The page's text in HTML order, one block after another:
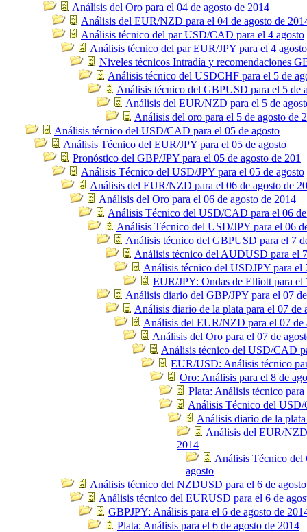
Análisis del Oro para el 04 de agosto de 2014
Análisis del EUR/NZD para el 04 de agosto de
Análisis técnico del par USD/CAD para el 4 agosto
Análisis técnico del par EUR/JPY para el 4 agosto
Niveles técnicos Intradía y recomendaciones
Análisis técnico del USDCHF para el 5 de
Análisis técnico del GBPUSD para el 5 de
Análisis del EUR/NZD para el 5 de
Análisis del oro para el 5 de agosto de
Análisis técnico del USD/CAD para el 05 de agosto
Análisis Técnico del EUR/JPY para el 05 de agosto
Pronóstico del GBP/JPY para el 05 de agosto de 201
Análisis Técnico del USD/JPY para el 05 de agosto
Análisis del EUR/NZD para el 06 de agosto de
Análisis del Oro para el 06 de agosto de 2014
Análisis Técnico del USD/CAD para el 06 de
Análisis Técnico del USD/JPY para el 06
Análisis técnico del GBPUSD para el 7
Análisis técnico del AUDUSD para el
Análisis técnico del USDJPY para el
EUR/JPY: Ondas de Elliott para el
Análisis diario del GBP/JPY para el 07
Análisis diario de la plata para el 07 de
Análisis del EUR/NZD para el 07 de
Análisis del Oro para el 07 de
Análisis técnico del USD/CAD
EUR/USD: Análisis técnico
Oro: Análisis para el 8 de
Plata: Análisis técnico para
Análisis Técnico del USD/
Análisis diario de la
Análisis del EUR/
2014
Análisis Técnico del
agosto
Análisis técnico del NZDUSD para el 6 de agosto
Análisis técnico del EURUSD para el 6 de
GBPJPY: Análisis para el 6 de agosto de
Plata: Análisis para el 6 de agosto de 2014